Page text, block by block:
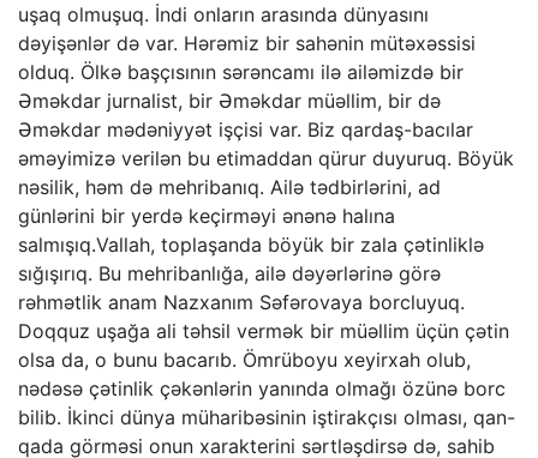
uşaq olmuşuq. İndi onların arasında dünyasını
dəyişənlər də var. Hərəmiz bir sahənin mütəxəssisi
olduq. Ölkə başçısının sərəncamı ilə ailəmizdə bir
Əməkdar jurnalist, bir Əməkdar müəllim, bir də
Əməkdar mədəniyyət işçisi var. Biz qardaş-bacılar
əməyimizə verilən bu etimaddan qürur duyuruq. Böyük
nəsilik, həm də mehribanıq. Ailə tədbirlərini, ad
günlərini bir yerdə keçirməyi ənənə halına
salmışıq.Vallah, toplaşanda böyük bir zala çətinliklə
sığışırıq. Bu mehribanlığa, ailə dəyərlərinə görə
rəhmətlik anam Nazxanım Səfərovaya borcluyuq.
Doqquz uşağa ali təhsil vermək bir müəllim üçün çətin
olsa da, o bunu bacarıb. Ömrüboyu xeyirxah olub,
nədəsə çətinlik çəkənlərin yanında olmağı özünə borc
bilib. İkinci dünya müharibəsinin iştirakçısı olması, qan-
qada görməsi onun xarakterini sərtləşdirsə də, sahib